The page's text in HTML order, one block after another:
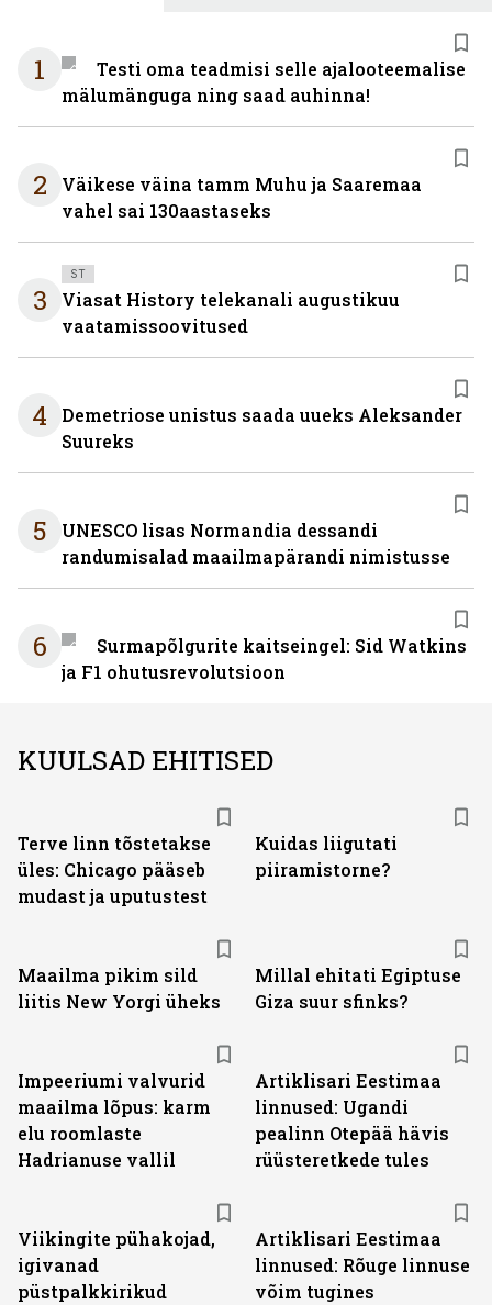
1
Testi oma teadmisi selle ajalooteemalise
mälumänguga ning saad auhinna!
2
Väikese väina tamm Muhu ja Saaremaa
vahel sai 130aastaseks
3
ST
Viasat History telekanali augustikuu
vaatamissoovitused
4
Demetriose unistus saada uueks Aleksander
Suureks
5
UNESCO lisas Normandia dessandi
randumisalad maailmapärandi nimistusse
6
Surmapõlgurite kaitseingel: Sid Watkins
ja F1 ohutusrevolutsioon
KUULSAD EHITISED
Terve linn tõstetakse
üles: Chicago pääseb
mudast ja uputustest
Kuidas liigutati
piiramistorne?
Maailma pikim sild
liitis New Yorgi üheks
Millal ehitati Egiptuse
Giza suur sfinks?
Impeeriumi valvurid
maailma lõpus: karm
elu roomlaste
Hadrianuse vallil
Artiklisari Eestimaa
linnused: Ugandi
pealinn Otepää hävis
rüüsteretkede tules
Viikingite pühakojad,
igivanad
püstpalkkirikud
Artiklisari Eestimaa
linnused: Rõuge linnuse
võim tugines